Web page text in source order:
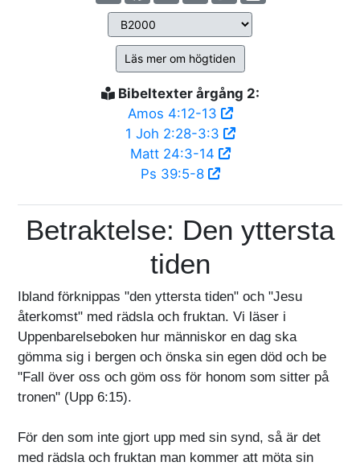
Läs mer om högtiden
Bibeltexter årgång 2:
Amos 4:12-13
1 Joh 2:28-3:3
Matt 24:3-14
Ps 39:5-8
Betraktelse: Den yttersta
tiden
Ibland förknippas "den yttersta tiden" och "Jesu
återkomst" med rädsla och fruktan. Vi läser i
Uppenbarelseboken hur människor en dag ska
gömma sig i bergen och önska sin egen död och be
"Fall över oss och göm oss för honom som sitter på
tronen" (Upp 6:15).
För den som inte gjort upp med sin synd, så är det
med rädsla och fruktan man kommer att möta sin